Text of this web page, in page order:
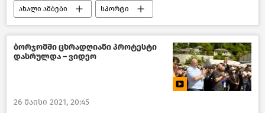
ახალი ამბები სპორტი
ბორჯომში ცხრადღიანი პროტესტი
დასრულდა – ვიდეო
26 მაისი 2021, 20:45